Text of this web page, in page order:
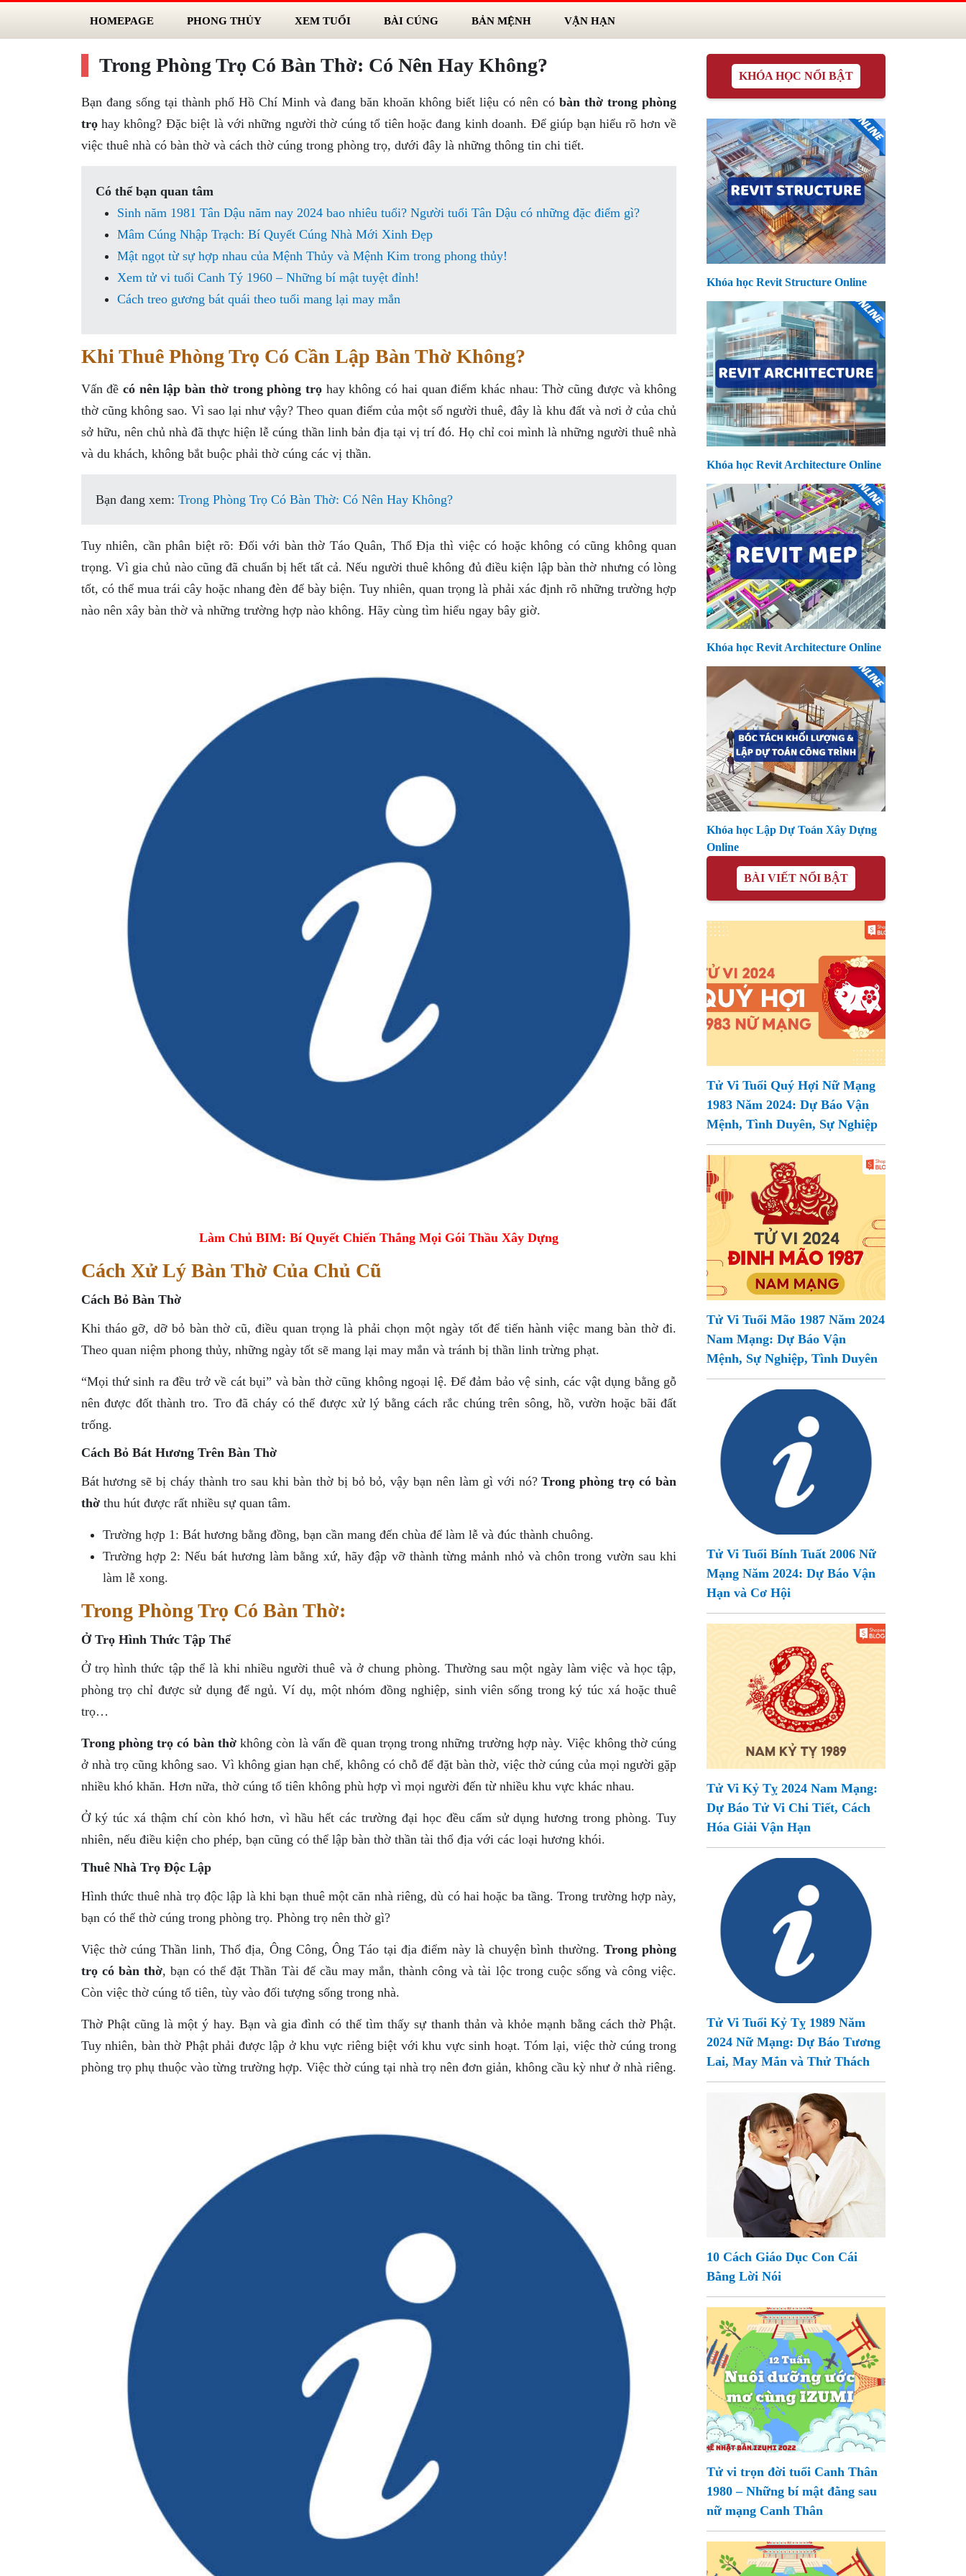
HOMEPAGE PHONG THỦY XEM TUỔI BÀI CÚNG BẢN MỆNH VẬN HẠN
Trong Phòng Trọ Có Bàn Thờ: Có Nên Hay Không?
Bạn đang sống tại thành phố Hồ Chí Minh và đang băn khoăn không biết liệu có nên cóbàn thờ trong phòng
trọhay không? Đặc biệt là với những người thờ cúng tổ tiên hoặc đang kinh doanh. Để giúp bạn hiểu rõ hơn về
việc thuê nhà có bàn thờ và cách thờ cúng trong phòng trọ, dưới đây là những thông tin chi tiết.
Có thể bạn quan tâm
Sinh năm 1981 Tân Dậu năm nay 2024 bao nhiêu tuổi? Người tuổi Tân Dậu có những đặc điểm gì?
Mâm Cúng Nhập Trạch: Bí Quyết Cúng Nhà Mới Xinh Đẹp
Mật ngọt từ sự hợp nhau của Mệnh Thủy và Mệnh Kim trong phong thủy!
Xem tử vi tuổi Canh Tý 1960 – Những bí mật tuyệt đỉnh!
Cách treo gương bát quái theo tuổi mang lại may mắn
Khi Thuê Phòng Trọ Có Cần Lập Bàn Thờ Không?
Vấn đề có nên lập bàn thờ trong phòng trọhay không có hai quan điểm khác nhau: Thờ cũng được và không
thờ cũng không sao. Vì sao lại như vậy? Theo quan điểm của một số người thuê, đây là khu đất và nơi ở của chủ
sở hữu, nên chủ nhà đã thực hiện lễ cúng thần linh bản địa tại vị trí đó. Họ chỉ coi mình là những người thuê nhà
và du khách, không bắt buộc phải thờ cúng các vị thần.
Bạn đang xem: Trong Phòng Trọ Có Bàn Thờ: Có Nên Hay Không?
Tuy nhiên, cần phân biệt rõ: Đối với bàn thờ Táo Quân, Thổ Địa thì việc có hoặc không có cũng không quan
trọng. Vì gia chủ nào cũng đã chuẩn bị hết tất cả. Nếu người thuê không đủ điều kiện lập bàn thờ nhưng có lòng
tốt, có thể mua trái cây hoặc nhang đèn để bày biện. Tuy nhiên, quan trọng là phải xác định rõ những trường hợp
nào nên xây bàn thờ và những trường hợp nào không. Hãy cùng tìm hiểu ngay bây giờ.
Làm Chủ BIM: Bí Quyết Chiến Thắng Mọi Gói Thầu Xây Dựng
Cách Xử Lý Bàn Thờ Của Chủ Cũ
Cách Bỏ Bàn Thờ
Khi tháo gỡ, dỡ bỏ bàn thờ cũ, điều quan trọng là phải chọn một ngày tốt để tiến hành việc mang bàn thờ đi.
Theo quan niệm phong thủy, những ngày tốt sẽ mang lại may mắn và tránh bị thần linh trừng phạt.
“Mọi thứ sinh ra đều trở về cát bụi” và bàn thờ cũng không ngoại lệ. Để đảm bảo vệ sinh, các vật dụng bằng gỗ
nên được đốt thành tro. Tro đã cháy có thể được xử lý bằng cách rắc chúng trên sông, hồ, vườn hoặc bãi đất
trống.
Cách Bỏ Bát Hương Trên Bàn Thờ
Bát hương sẽ bị cháy thành tro sau khi bàn thờ bị bỏ bỏ, vậy bạn nên làm gì với nó?Trong phòng trọ có bàn
thờthu hút được rất nhiều sự quan tâm.
Trường hợp 1: Bát hương bằng đồng, bạn cần mang đến chùa để làm lễ và đúc thành chuông.
Trường hợp 2: Nếu bát hương làm bằng xứ, hãy đập vỡ thành từng mảnh nhỏ và chôn trong vườn sau khi
làm lễ xong.
Trong Phòng Trọ Có Bàn Thờ:
Ở Trọ Hình Thức Tập Thể
Ở trọ hình thức tập thể là khi nhiều người thuê và ở chung phòng. Thường sau một ngày làm việc và học tập,
phòng trọ chỉ được sử dụng để ngủ. Ví dụ, một nhóm đồng nghiệp, sinh viên sống trong ký túc xá hoặc thuê
trọ…
Trong phòng trọ có bàn thờkhông còn là vấn đề quan trọng trong những trường hợp này. Việc không thờ cúng
ở nhà trọ cũng không sao. Vì không gian hạn chế, không có chỗ để đặt bàn thờ, việc thờ cúng của mọi người gặp
nhiều khó khăn. Hơn nữa, thờ cúng tổ tiên không phù hợp vì mọi người đến từ nhiều khu vực khác nhau.
Ở ký túc xá thậm chí còn khó hơn, vì hầu hết các trường đại học đều cấm sử dụng hương trong phòng. Tuy
nhiên, nếu điều kiện cho phép, bạn cũng có thể lập bàn thờ thần tài thổ địa với các loại hương khói.
Thuê Nhà Trọ Độc Lập
Hình thức thuê nhà trọ độc lập là khi bạn thuê một căn nhà riêng, dù có hai hoặc ba tầng. Trong trường hợp này,
bạn có thể thờ cúng trong phòng trọ. Phòng trọ nên thờ gì?
Việc thờ cúng Thần linh, Thổ địa, Ông Công, Ông Táo tại địa điểm này là chuyện bình thường. Trong phòng
trọ có bàn thờ, bạn có thể đặt Thần Tài để cầu may mắn, thành công và tài lộc trong cuộc sống và công việc.
Còn việc thờ cúng tổ tiên, tùy vào đối tượng sống trong nhà.
Thờ Phật cũng là một ý hay. Bạn và gia đình có thể tìm thấy sự thanh thản và khỏe mạnh bằng cách thờ Phật.
Tuy nhiên, bàn thờ Phật phải được lập ở khu vực riêng biệt với khu vực sinh hoạt. Tóm lại, việc thờ cúng trong
phòng trọ phụ thuộc vào từng trường hợp. Việc thờ cúng tại nhà trọ nên đơn giản, không cầu kỳ như ở nhà riêng.
KHÓA HỌC NỔI BẬT
Khóa học Revit Structure Online
Khóa học Revit Architecture Online
Khóa học Revit Architecture Online
Khóa học Lập Dự Toán Xây Dựng
Online
BÀI VIẾT NỔI BẬT
Tử Vi Tuổi Quý Hợi Nữ Mạng
1983 Năm 2024: Dự Báo Vận
Mệnh, Tình Duyên, Sự Nghiệp
Tử Vi Tuổi Mão 1987 Năm 2024
Nam Mạng: Dự Báo Vận
Mệnh, Sự Nghiệp, Tình Duyên
Tử Vi Tuổi Bính Tuất 2006 Nữ
Mạng Năm 2024: Dự Báo Vận
Hạn và Cơ Hội
Tử Vi Kỷ Tỵ 2024 Nam Mạng:
Dự Báo Tử Vi Chi Tiết, Cách
Hóa Giải Vận Hạn
Tử Vi Tuổi Kỷ Tỵ 1989 Năm
2024 Nữ Mạng: Dự Báo Tương
Lai, May Mắn và Thử Thách
10 Cách Giáo Dục Con Cái
Bằng Lời Nói
Tử vi trọn đời tuổi Canh Thân
1980 – Những bí mật đằng sau
nữ mạng Canh Thân